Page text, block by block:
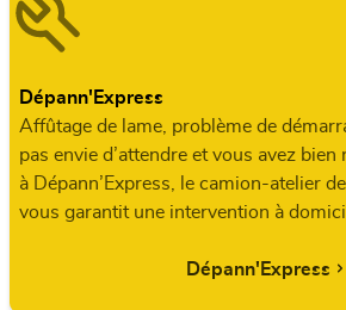
Dépann'Express
Affûtage de lame, problème de
pas envie d’attendre et vous avez bien
à Dépann’Express, le camion-atelier
vous garantit une intervention à
Dépann'Express